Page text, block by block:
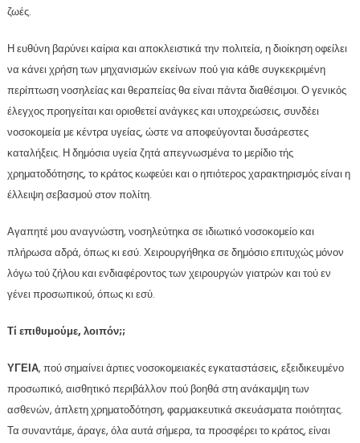
ζωές.
Η ευθύνη βαρύνει καίρια και αποκλειστικά την πολιτεία, η διοίκηση οφείλει
να κάνει χρήση των μηχανισμών εκείνων πού για κάθε συγκεκριμένη
περίπτωση νοσηλείας και θεραπείας θα είναι πάντα διαθέσιμοι. Ο γενικός
έλεγχος προηγείται και οριοθετεί ανάγκες και υποχρεώσεις, συνδέει
νοσοκομεία με κέντρα υγείας, ώστε να αποφεύγονται δυσάρεστες
καταλήξεις. Η δημόσια υγεία ζητά απεγνωσμένα το μερίδιο τής
χρηματοδότησης, το κράτος κωφεύει και ο ηπιότερος χαρακτηρισμός είναι η
έλλειψη σεβασμού στον πολίτη.
Αγαπητέ μου αναγνώστη, νοσηλεύτηκα σε ιδιωτικό νοσοκομείο και
πλήρωσα αδρά, όπως κι εσύ. Χειρουργήθηκα σε δημόσιο επιτυχώς μόνον
λόγω τού ζήλου και ενδιαφέροντος των χειρουργών γιατρών και τού εν
γένει προσωπικού, όπως κι εσύ.
Τί επιθυμούμε, λοιπόν;;
ΥΓΕΙΑ, πού σημαίνει άρτιες νοσοκομειακές εγκαταστάσεις, εξειδικευμένο
προσωπικό, αισθητικό περιβάλλον πού βοηθά στη ανάκαμψη των
ασθενών, άπλετη χρηματοδότηση, φαρμακευτικά σκευάσματα ποιότητας.
Τα συναντάμε, άραγε, όλα αυτά σήμερα, τα προσφέρει το κράτος, είναι